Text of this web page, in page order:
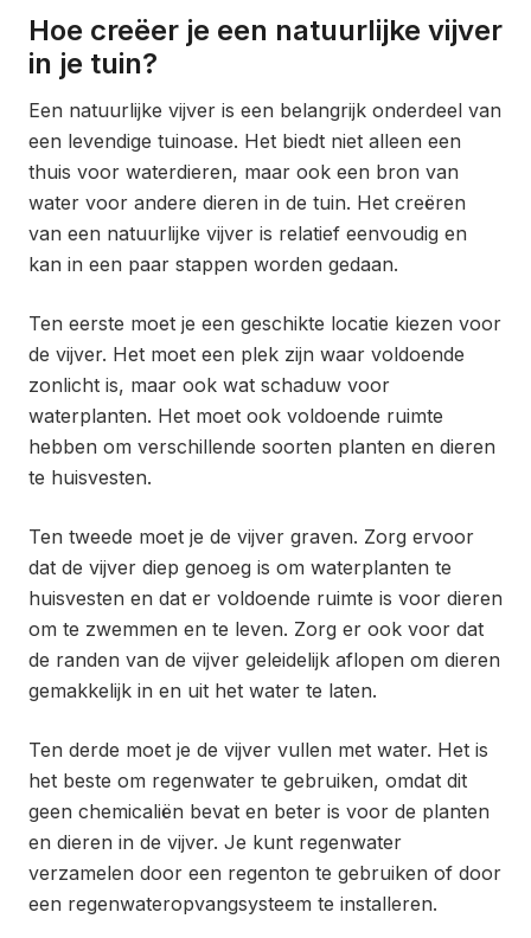
Hoe creëer je een natuurlijke vijver
in je tuin?
Een natuurlijke vijver is een belangrijk onderdeel van
een levendige tuinoase. Het biedt niet alleen een
thuis voor waterdieren, maar ook een bron van
water voor andere dieren in de tuin. Het creëren
van een natuurlijke vijver is relatief eenvoudig en
kan in een paar stappen worden gedaan.
Ten eerste moet je een geschikte locatie kiezen voor
de vijver. Het moet een plek zijn waar voldoende
zonlicht is, maar ook wat schaduw voor
waterplanten. Het moet ook voldoende ruimte
hebben om verschillende soorten planten en dieren
te huisvesten.
Ten tweede moet je de vijver graven. Zorg ervoor
dat de vijver diep genoeg is om waterplanten te
huisvesten en dat er voldoende ruimte is voor dieren
om te zwemmen en te leven. Zorg er ook voor dat
de randen van de vijver geleidelijk aflopen om dieren
gemakkelijk in en uit het water te laten.
Ten derde moet je de vijver vullen met water. Het is
het beste om regenwater te gebruiken, omdat dit
geen chemicaliën bevat en beter is voor de planten
en dieren in de vijver. Je kunt regenwater
verzamelen door een regenton te gebruiken of door
een regenwateropvangsysteem te installeren.